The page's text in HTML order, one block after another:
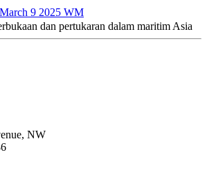
9 2025 WM
dan pertukaran dalam maritim Asia
NW